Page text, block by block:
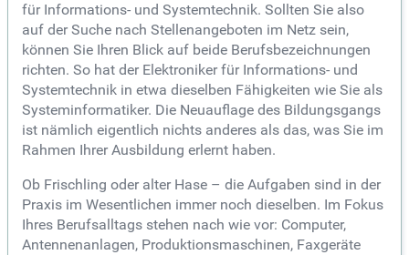
für Informations- und Systemtechnik. Sollten Sie also
auf der Suche nach Stellenangeboten im Netz sein,
können Sie Ihren Blick auf beide Berufsbezeichnungen
richten. So hat der Elektroniker für Informations- und
Systemtechnik in etwa dieselben Fähigkeiten wie Sie als
Systeminformatiker. Die Neuauflage des Bildungsgangs
ist nämlich eigentlich nichts anderes als das, was Sie im
Rahmen Ihrer Ausbildung erlernt haben.
Ob Frischling oder alter Hase – die Aufgaben sind in der
Praxis im Wesentlichen immer noch dieselben. Im Fokus
Ihres Berufsalltags stehen nach wie vor: Computer,
Antennenanlagen, Produktionsmaschinen, Faxgeräte